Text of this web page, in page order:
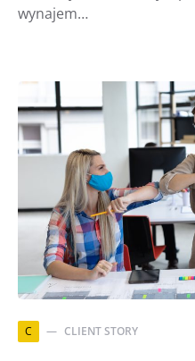
wynajem…
C CLIENT STORY